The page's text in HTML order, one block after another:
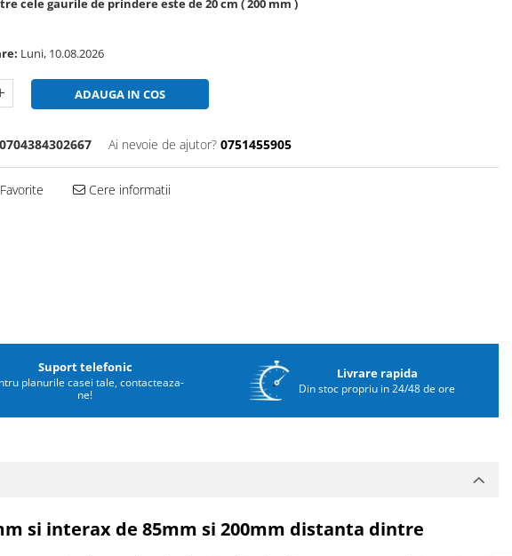
cele gaurile de prindere este de 20 cm ( 200 mm )
Luni, 10.08.2026
ADAUGA IN COS
0704384302667 Ai nevoie de ajutor? 0751455905
Cere informatii
Suport telefonic
planurile casei tale, contacteaza-
ne!
Livrare rapida
Din stoc propriu in 24/48 de ore
si interax de 85mm si 200mm distanta dintre